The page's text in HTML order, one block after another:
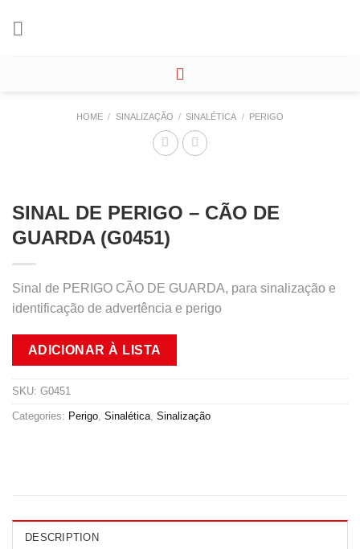
HOME / SINALIZAÇÃO / SINALÉTICA / PERIGO
SINAL DE PERIGO – CÃO DE
GUARDA (G0451)
Sinal de PERIGO CÃO DE GUARDA, para sinalização e
identificação de advertência e perigo
ADICIONAR À LISTA
SKU: G0451
Categories: Perigo Sinalética Sinalização
DESCRIPTION